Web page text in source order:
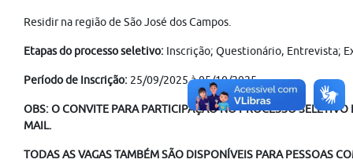
Residir na região de São José dos Campos.
Etapas do processo seletivo: Inscrição; Questionário, Entrevista;
Período de Inscrição: 25/09/2025 à 05/10/2025.
OBS: O CONVITE PARA PARTICIPAÇÃO NO PROCESSO SELETIVO
MAIL.
TODAS AS VAGAS TAMBÉM SÃO DISPONÍVEIS PARA PESSOAS